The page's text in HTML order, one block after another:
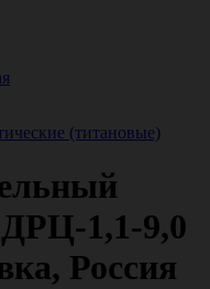
(титановые)
1,1-9,0
Россия